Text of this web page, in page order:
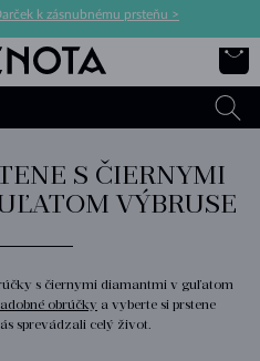
k zásnubnému prsteňu >
S ČIERNYMI
VÝBRUSE
s čiernymi diamantmi v guľatom
obrúčky a vyberte si prstene
sprevádzali celý život.